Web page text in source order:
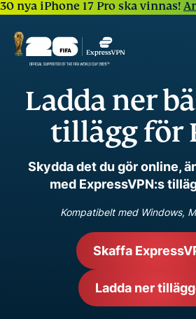
30 nya iPhone 17 Pro ska vinnas!
Ladda ner
tillägg för
Skydda det du gör online,
med ExpressVPN:s
Kompatibelt med Windows,
Skaffa
Ladda ner